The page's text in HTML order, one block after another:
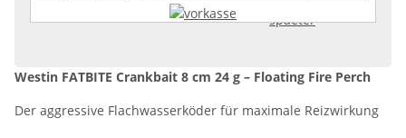
Westin FATBITE Crankbait 8 cm 24 g – Floating Fire Perch
Der aggressive Flachwasserköder für maximale Reizwirkung